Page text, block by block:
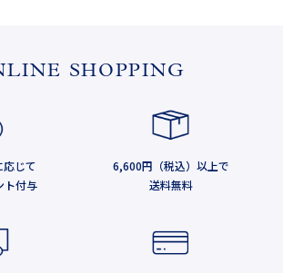
SHOPPING
応じて
ト付与
6,600円（税込）以上で
送料無料